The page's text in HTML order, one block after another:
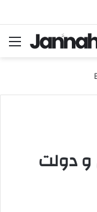
شد!
و دولت